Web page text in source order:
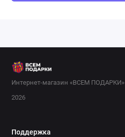
Интернет-магазин «ВСЕМ ПОДАРКИ»
2026
Поддержка